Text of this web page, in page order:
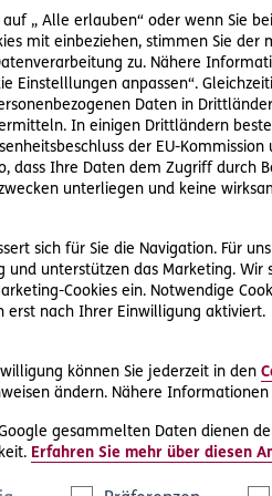
„ Alle erlauben“ oder wenn Sie
mit einbeziehen, stimmen Sie der
zu. Nähere
Einstelllungen anpassen“.
Daten in
In einigen Drittländern
der EU-
dass Ihre Daten dem Zugriff durch
unterliegen und keine
sich für Sie die Navigation. Für
und unterstützen das Marketing. Wir
Cookies ein. Notwendige
erst nach Ihrer Einwilligung aktiviert.
können Sie jederzeit in den
ändern. Nähere Informationen
gesammelten Daten dienen
Erfahren Sie mehr über diesen
ein Behandlungspaket zur
Behandlungen sollen
Herrn S. den
und Pigmentstörungen
wird bei diesem
EUR 1.400,00. Bei der
am Gerät für die Blitzlampen-
vier Tage mittelstarke
werden
Rückzahlung des bereits
ihre Pflicht verstoßen, das
von Herrn S. wurde durch eine
eingetreten ist, ist somit für
S. hat der Behandlung auch
ihm also nicht nur